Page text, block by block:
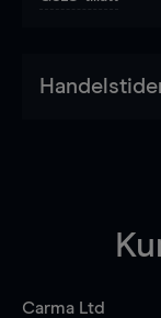
Carma Ltd